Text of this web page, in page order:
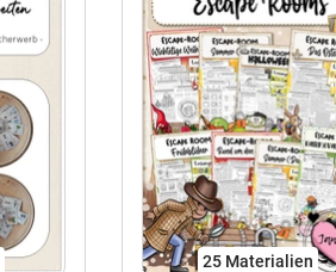
25 Materialien